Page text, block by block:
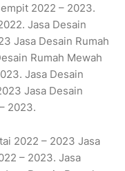
2022 – 2023.
Jasa Desain
Jasa Desain Rumah
Rumah Mewah
Jasa Desain
Jasa Desain
2023.
2022 – 2023 Jasa
– 2023. Jasa